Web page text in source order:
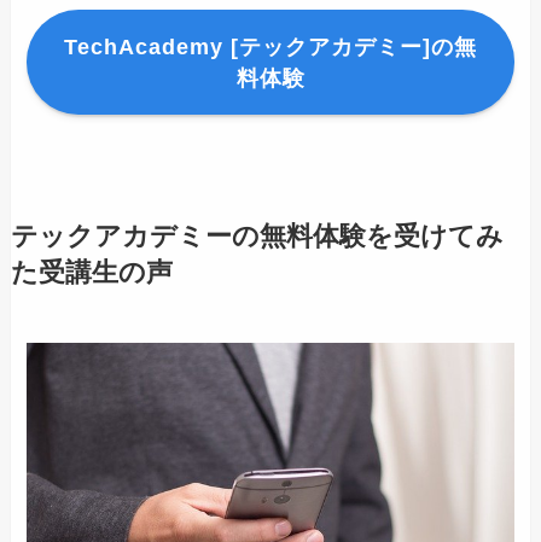
TechAcademy [テックアカデミー]の無
料体験
テックアカデミーの無料体験を受けてみ
た受講生の声